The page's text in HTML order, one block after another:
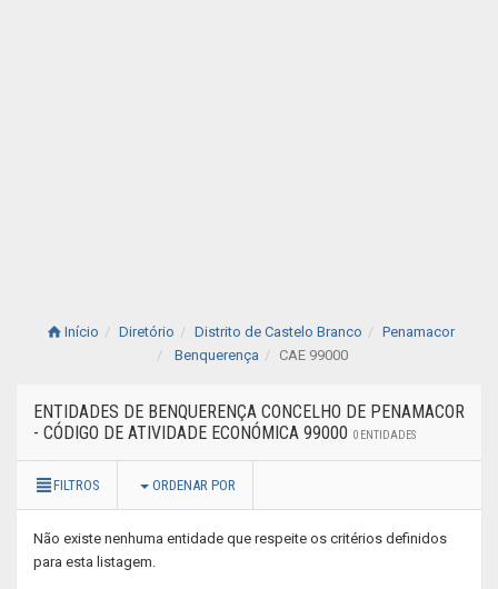
Início Diretório Distrito de Castelo Branco
Penamacor
Benquerença
CAE 99000
ENTIDADES DE BENQUERENÇA CONCELHO DE PENAMACOR
- CÓDIGO DE ATIVIDADE ECONÓMICA 99000 0 ENTIDADES
FILTROS ORDENAR POR
Não existe nenhuma entidade que respeite os critérios definidos
para esta listagem.